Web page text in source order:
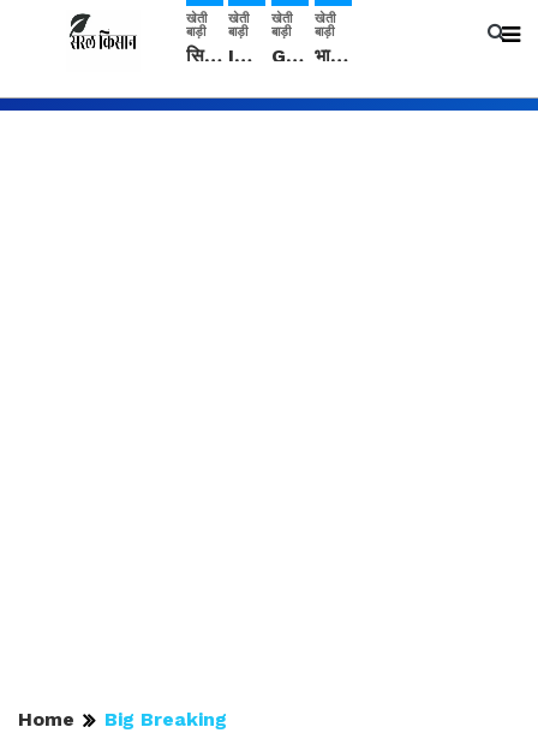
खेती
बाड़ी
सिरसा: कृषि विज्ञान केंद्र की बैठक में फसल बीमा विधि कारण व कृषि उद्यमिता बढ़ावा देने पर चर्चा
खेती
बाड़ी
IMD: राजस्थान में प्री-मानसून की सामान्य से 74% अधिक बारिश, दस्तक में देरी और मानसून कमजोर रहेगा
खेती
बाड़ी
Guar Ka Rate: ग्वार के भाव में हल्की बढ़ोतरी, बढ़ सकता है बुवाई का रकबा
खेती
बाड़ी
भारत में 29 मई से शुरु होगी प्री-मानसून बारिश, ECMWF विदेशी मौसम एजेंसी का पूर्वानुमान
Home Big Breaking